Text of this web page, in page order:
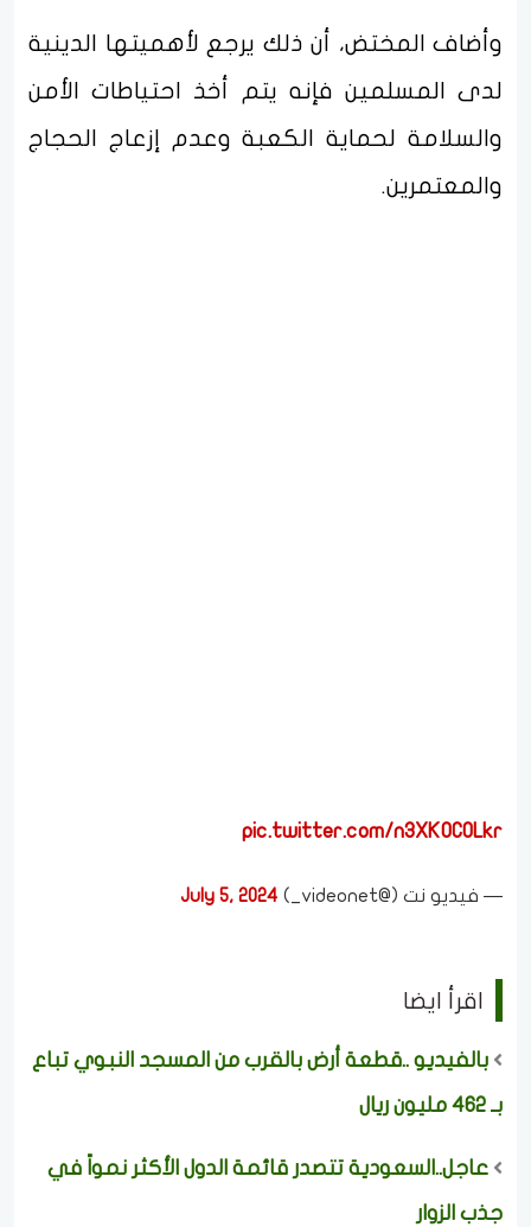
وأضاف المختض، أن ذلك يرجع لأهميتها الدينية
لدى المسلمين فإنه يتم أخذ احتياطات الأمن
والسلامة لحماية الكعبة وعدم إزعاج الحجاج
والمعتمرين.
pic.twitter.com/n3XK0C0Lkr
— فيديو نت (@videonet_) July 5, 2024
اقرأ ايضا
بالفيديو ..قطعة أرض بالقرب من المسجد النبوي تباع
بـ 462 مليون ريال
عاجل..السعودية تتصدر قائمة الدول الأكثر نمواً في
جذب الزوار